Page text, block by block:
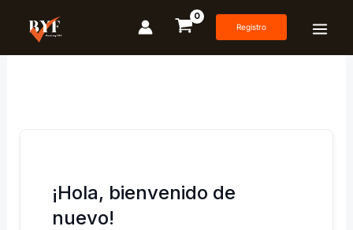
contenido
Registro
¡Hola, bienvenido de
nuevo!